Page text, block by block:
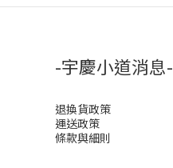
-宇慶小道消息-
退換貨政策
運送政策
條款與細則